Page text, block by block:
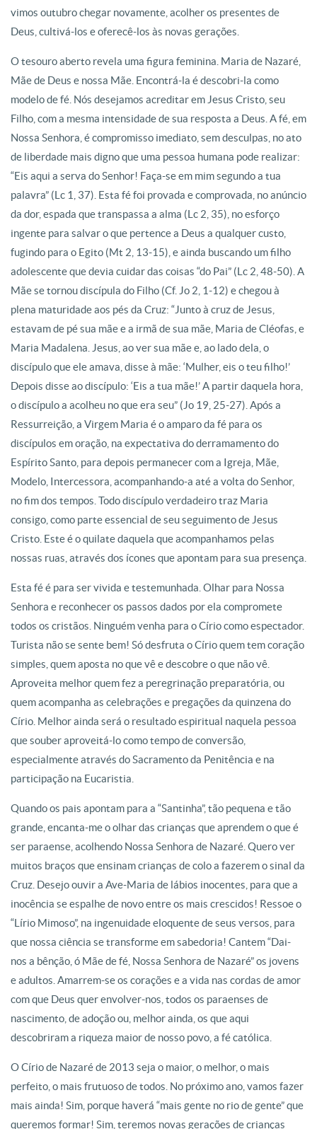
vimos outubro chegar novamente, acolher os presentes de
Deus, cultivá-los e oferecê-los às novas gerações.
O tesouro aberto revela uma figura feminina. Maria de Nazaré,
Mãe de Deus e nossa Mãe. Encontrá-la é descobri-la como
modelo de fé. Nós desejamos acreditar em Jesus Cristo, seu
Filho, com a mesma intensidade de sua resposta a Deus. A fé, em
Nossa Senhora, é compromisso imediato, sem desculpas, no ato
de liberdade mais digno que uma pessoa humana pode realizar:
“Eis aqui a serva do Senhor! Faça-se em mim segundo a tua
palavra” (Lc 1, 37). Esta fé foi provada e comprovada, no anúncio
da dor, espada que transpassa a alma (Lc 2, 35), no esforço
ingente para salvar o que pertence a Deus a qualquer custo,
fugindo para o Egito (Mt 2, 13-15), e ainda buscando um filho
adolescente que devia cuidar das coisas “do Pai” (Lc 2, 48-50). A
Mãe se tornou discípula do Filho (Cf. Jo 2, 1-12) e chegou à
plena maturidade aos pés da Cruz: “Junto à cruz de Jesus,
estavam de pé sua mãe e a irmã de sua mãe, Maria de Cléofas, e
Maria Madalena. Jesus, ao ver sua mãe e, ao lado dela, o
discípulo que ele amava, disse à mãe: ‘Mulher, eis o teu filho!’
Depois disse ao discípulo: ‘Eis a tua mãe!’ A partir daquela hora,
o discípulo a acolheu no que era seu” (Jo 19, 25-27). Após a
Ressurreição, a Virgem Maria é o amparo da fé para os
discípulos em oração, na expectativa do derramamento do
Espírito Santo, para depois permanecer com a Igreja, Mãe,
Modelo, Intercessora, acompanhando-a até a volta do Senhor,
no fim dos tempos. Todo discípulo verdadeiro traz Maria
consigo, como parte essencial de seu seguimento de Jesus
Cristo. Este é o quilate daquela que acompanhamos pelas
nossas ruas, através dos ícones que apontam para sua presença.
Esta fé é para ser vivida e testemunhada. Olhar para Nossa
Senhora e reconhecer os passos dados por ela compromete
todos os cristãos. Ninguém venha para o Círio como espectador.
Turista não se sente bem! Só desfruta o Círio quem tem coração
simples, quem aposta no que vê e descobre o que não vê.
Aproveita melhor quem fez a peregrinação preparatória, ou
quem acompanha as celebrações e pregações da quinzena do
Círio. Melhor ainda será o resultado espiritual naquela pessoa
que souber aproveitá-lo como tempo de conversão,
especialmente através do Sacramento da Penitência e na
participação na Eucaristia.
Quando os pais apontam para a “Santinha”, tão pequena e tão
grande, encanta-me o olhar das crianças que aprendem o que é
ser paraense, acolhendo Nossa Senhora de Nazaré. Quero ver
muitos braços que ensinam crianças de colo a fazerem o sinal da
Cruz. Desejo ouvir a Ave-Maria de lábios inocentes, para que a
inocência se espalhe de novo entre os mais crescidos! Ressoe o
“Lírio Mimoso”, na ingenuidade eloquente de seus versos, para
que nossa ciência se transforme em sabedoria! Cantem “Dai-
nos a bênção, ó Mãe de fé, Nossa Senhora de Nazaré” os jovens
e adultos. Amarrem-se os corações e a vida nas cordas de amor
com que Deus quer envolver-nos, todos os paraenses de
nascimento, de adoção ou, melhor ainda, os que aqui
descobriram a riqueza maior de nosso povo, a fé católica.
O Círio de Nazaré de 2013 seja o maior, o melhor, o mais
perfeito, o mais frutuoso de todos. No próximo ano, vamos fazer
mais ainda! Sim, porque haverá “mais gente no rio de gente” que
queremos formar! Sim, teremos novas gerações de crianças